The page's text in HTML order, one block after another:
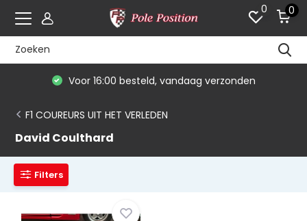
0 0
Voor 16:00 besteld, vandaag verzonden
F1 COUREURS UIT HET VERLEDEN
David Coulthard
Filters